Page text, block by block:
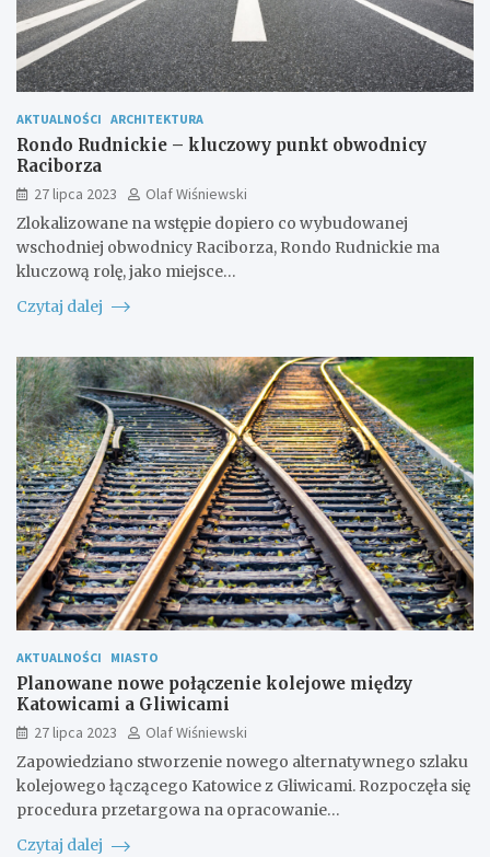
AKTUALNOŚCI ARCHITEKTURA
Rondo Rudnickie – kluczowy punkt obwodnicy
Raciborza
27 lipca 2023
Olaf Wiśniewski
Zlokalizowane na wstępie dopiero co wybudowanej
wschodniej obwodnicy Raciborza, Rondo Rudnickie ma
kluczową rolę, jako miejsce…
Czytaj dalej
AKTUALNOŚCI MIASTO
Planowane nowe połączenie kolejowe między
Katowicami a Gliwicami
27 lipca 2023
Olaf Wiśniewski
Zapowiedziano stworzenie nowego alternatywnego szlaku
kolejowego łączącego Katowice z Gliwicami. Rozpoczęła się
procedura przetargowa na opracowanie…
Czytaj dalej